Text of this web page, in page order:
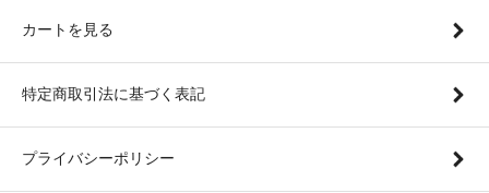
カートを見る
特定商取引法に基づく表記
プライバシーポリシー